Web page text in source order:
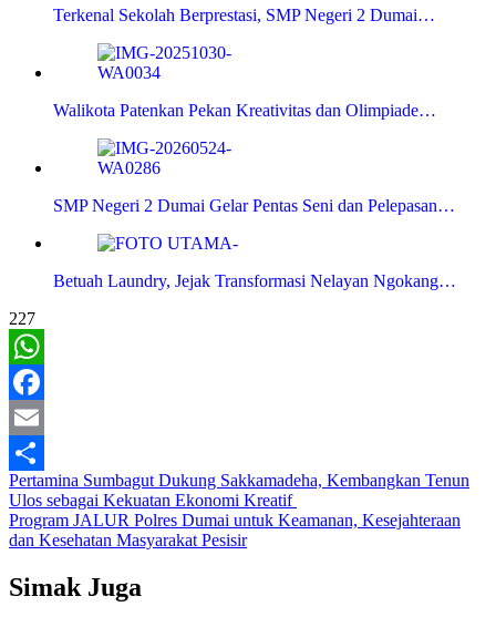
Terkenal Sekolah Berprestasi, SMP Negeri 2 Dumai…
Walikota Patenkan Pekan Kreativitas dan Olimpiade…
SMP Negeri 2 Dumai Gelar Pentas Seni dan Pelepasan…
Betuah Laundry, Jejak Transformasi Nelayan Ngokang…
227
WhatsApp
Facebook
Email
Share
Navigasi
pos
Pertamina Sumbagut Dukung Sakkamadeha, Kembangkan Tenun
Ulos sebagai Kekuatan Ekonomi Kreatif
Program JALUR Polres Dumai untuk Keamanan, Kesejahteraan
dan Kesehatan Masyarakat Pesisir
Simak Juga